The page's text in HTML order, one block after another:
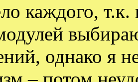
каждого,
однако я